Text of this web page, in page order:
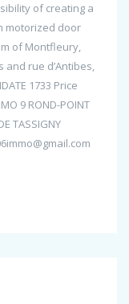
of creating a
motorized door
of Montfleury,
and rue d’Antibes,
1733 Price
9 ROND-POINT
TASSIGNY